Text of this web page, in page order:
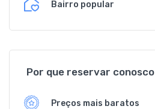
Bairro popular
Por que reservar conosco
Preços mais baratos